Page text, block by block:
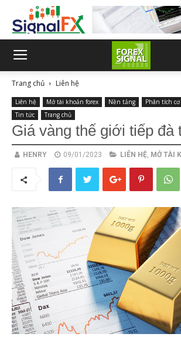
Trang chủ Liên hệ
Liên hệ Mở tài khoản forex Nền tảng Phân tích
Tin tức
Trang chủ
Giá vàng thế giới tiếp đà
HENRY 09/01/2023 LIÊN HỆ, MỞ TÀI